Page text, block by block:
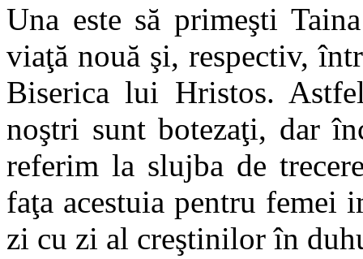
Una este să primeşti
viaţă nouă şi, respectiv,
Biserica lui Hristos.
noştri sunt botezaţi, dar
referim la slujba de
faţa acestuia pentru femei
zi cu zi al creştinilor în